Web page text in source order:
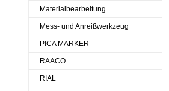
Materialbearbeitung
Mess- und Anreißwerkzeug
PICA MARKER
RAACO
RIAL